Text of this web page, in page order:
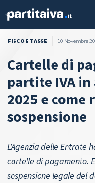
FISCO E TASSE 10 Novembre
Cartelle di
partite IVA
2025 e come
sospensione
L'Agenzia delle Entrate
cartelle di pagamento.
sospensione legale del